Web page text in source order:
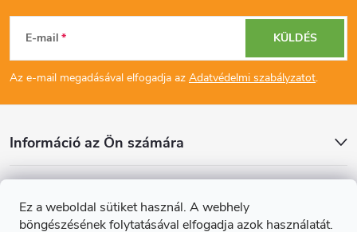
Ez a weboldal sütiket használ. A webhely
böngészésének folytatásával elfogadja azok használatát.
y
í
t
s
e
L
á
b
é
E-mail
Az e-mail megadásával elfogadja az Adatvédelmi szabályzatot.
KÜLDÉS
Információ az Ön számára